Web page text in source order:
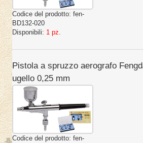
Codice del prodotto: fen-
BD132-020
Disponibili: 1 pz.
Pistola a spruzzo aerografo
ugello 0,25 mm
Codice del prodotto: fen-